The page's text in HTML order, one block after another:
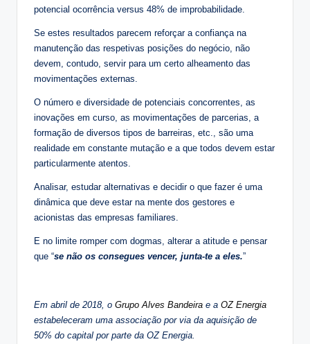
potencial ocorrência versus 48% de improbabilidade.
Se estes resultados parecem reforçar a confiança na
manutenção das respetivas posições do negócio, não
devem, contudo, servir para um certo alheamento das
movimentações externas.
O número e diversidade de potenciais concorrentes, as
inovações em curso, as movimentações de parcerias, a
formação de diversos tipos de barreiras, etc., são uma
realidade em constante mutação e a que todos devem estar
particularmente atentos.
Analisar, estudar alternativas e decidir o que fazer é uma
dinâmica que deve estar na mente dos gestores e
acionistas das empresas familiares.
E no limite romper com dogmas, alterar a atitude e pensar
que “se não os consegues vencer, junta-te a eles.”
Em abril de 2018, o Grupo Alves Bandeira e a OZ Energia
estabeleceram uma associação por via da aquisição de
50% do capital por parte da OZ Energia.